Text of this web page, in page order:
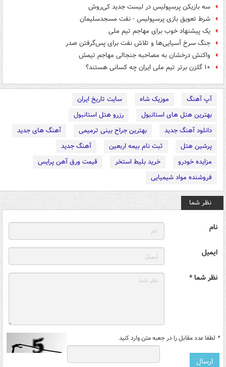
سه بازیکن پرسپولیس در لیست جدید کی‌روش
شرط تعویق بازی پرسپولیس - نفت مسجدسلیمان
یک پیشنهاد خوب برای مهاجم تیم‌ ملی
جنگ سرخ آسیایی‌ها و تلاش نفت برای پس‌گرفتن صدر
واکنش درخشان به مصاحبه جنجالی مهاجم تیمش
۱۰ گلزن برتر تیم ملی ایران چه کسانی هستند؟
آپ آهنگ موزیک شاه
سایت تاریخ ایران
بهترین هتل های استانبول
رزرو هتل استانبول
دانلود آهنگ جدید
بهترین جراح بینی ترمیمی
آهنگ های جدید
پرشین هتل
ثبت نام بیمه اربعین
آهنگ جدید
مزایده خودرو
خرید بلیط استخر
قیمت ورق آهن پرایس
فروشنده مواد شیمیایی
نظر شما
نام
ایمیل
نظر شما *
* لطفا عدد مقابل را در جعبه متن وارد کنید